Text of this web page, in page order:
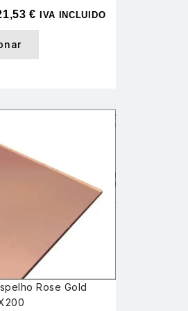
€ IVA INCLUIDO
Rose Gold